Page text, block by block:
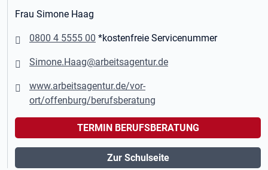
Frau Simone Haag
0800 4 5555 00 *kostenfreie Servicenummer
Simone.Haag@arbeitsagentur.de
www.arbeitsagentur.de/vor-
ort/offenburg/berufsberatung
TERMIN BERUFSBERATUNG
Zur Schulseite